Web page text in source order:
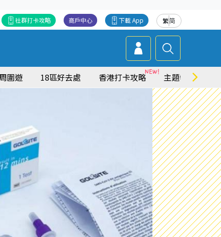
繁简
下載 App
商戶中心
社群打卡攻略
圍遊 18區好去處 香港打卡攻略 主題特集